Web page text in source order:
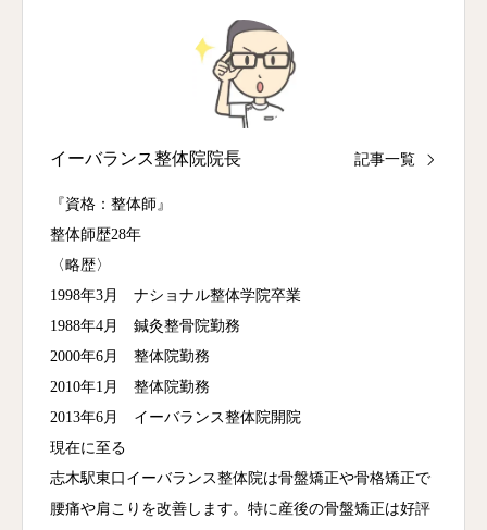
イーバランス整体院院長 記事一覧
『資格：整体師』
整体師歴28年
〈略歴〉
1998年3月 ナショナル整体学院卒業
1988年4月 鍼灸整骨院勤務
2000年6月 整体院勤務
2010年1月 整体院勤務
2013年6月 イーバランス整体院開院
現在に至る
志木駅東口イーバランス整体院は骨盤矯正や骨格矯正で
腰痛や肩こりを改善します。特に産後の骨盤矯正は好評